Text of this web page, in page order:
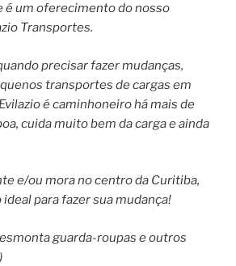
é um oferecimento do nosso
Transportes.
precisar fazer mudanças,
transportes de cargas em
é caminhoneiro há mais de
cuida muito bem da carga e ainda
e/ou mora no centro da Curitiba,
para fazer sua mudança!
guarda-roupas e outros